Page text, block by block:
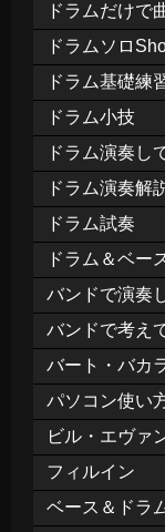
ドラムだけで
ドラムソロ
ドラム基礎練
ドラム小技
ドラム演奏し
ドラム演奏解
ドラム試奏
ドラム＆ベー
バンドで演奏
バンドで考え
バート・バカ
パソコン使い
ビル・エヴァ
フィルイン
ベース＆ドラ